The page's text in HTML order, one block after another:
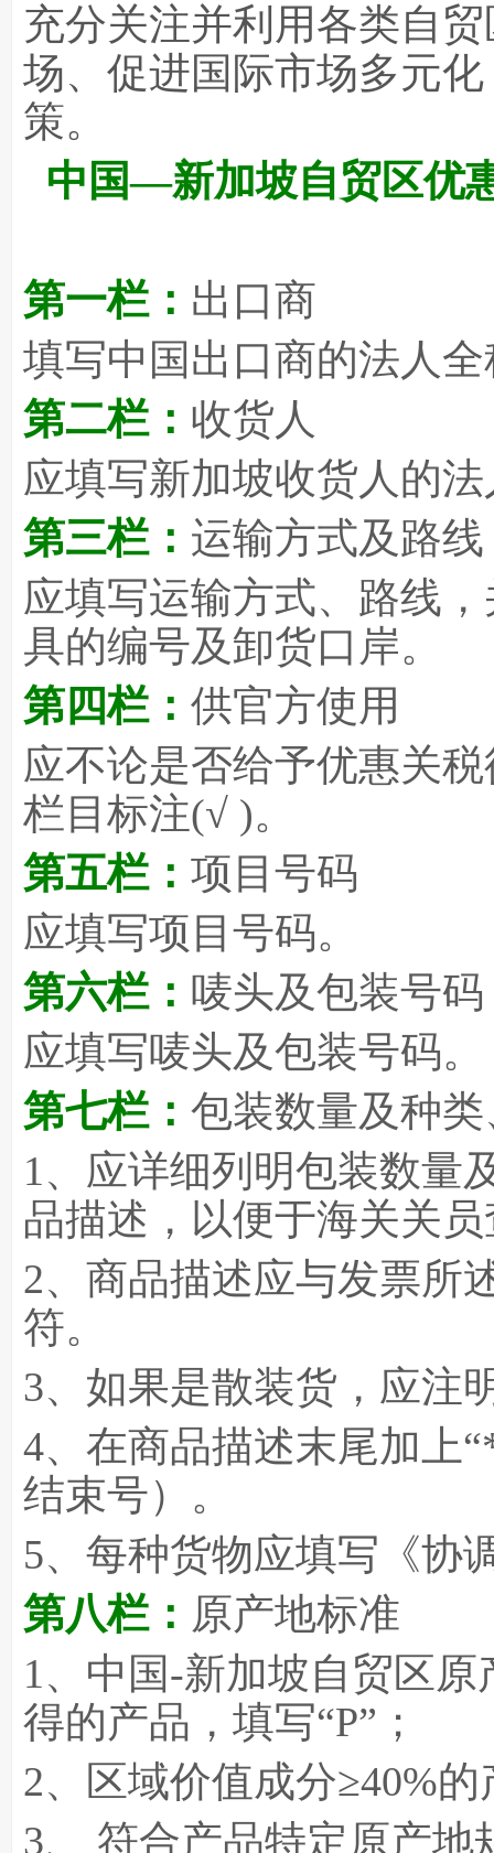
充分关注并利用各类自
场、促进国际市场多元
策。
中国—新加坡自贸区优
第一栏： 出口商
填写中国出口商的法人
第二栏： 收货人
应填写新加坡收货人的
第三栏： 运输方式及路线
应填写运输方式、路线
具的编号及卸货口岸。
第四栏： 供官方使用
应不论是否给予优惠关
栏目标注(√ )。
第五栏： 项目号码
应填写项目号码。
第六栏： 唛头及包装号码
应填写唛头及包装号码。
第七栏： 包装数量及种
1、应详细列明包装数量
品描述，以便于海关关
2、商品描述应与发票所
符。
3、如果是散装货，应注
4、在商品描述末尾加上
结束号）。
5、每种货物应填写《协
第八栏： 原产地标准
1、中国-新加坡自贸区
得的产品，填写“P”；
2、区域价值成分≥40%的
3、 符合产品特定原产地